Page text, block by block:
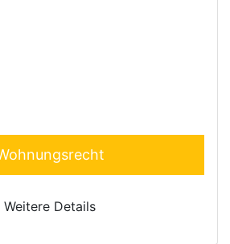
Weitere Details